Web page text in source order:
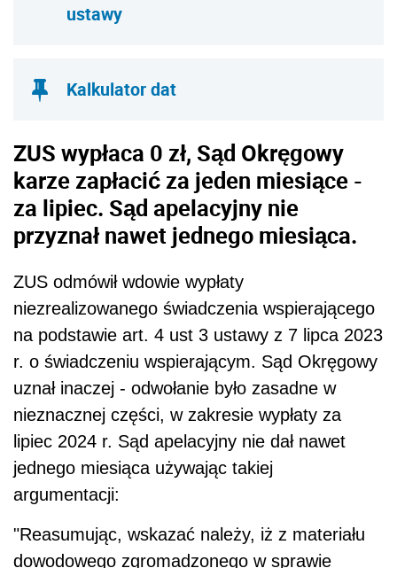
ustawy
Kalkulator dat
ZUS wypłaca 0 zł, Sąd Okręgowy
karze zapłacić za jeden miesiące -
za lipiec. Sąd apelacyjny nie
przyznał nawet jednego miesiąca.
ZUS odmówił wdowie wypłaty
niezrealizowanego świadczenia wspierającego
na podstawie art. 4 ust 3 ustawy z 7 lipca 2023
r. o świadczeniu wspierającym. Sąd Okręgowy
uznał inaczej - odwołanie było zasadne w
nieznacznej części, w zakresie wypłaty za
lipiec 2024 r. Sąd apelacyjny nie dał nawet
jednego miesiąca używając takiej
argumentacji:
"Reasumując, wskazać należy, iż z materiału
dowodowego zgromadzonego w sprawie